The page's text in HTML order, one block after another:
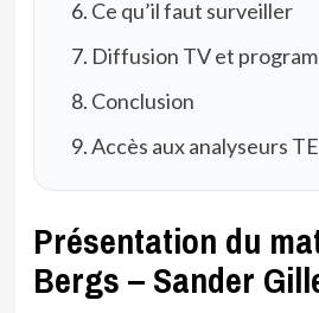
Ce qu’il faut surveiller
Diffusion TV et
Conclusion
Accès aux analyseurs
Présentation du
Bergs – Sander